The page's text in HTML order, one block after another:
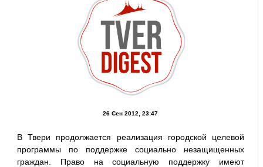
26 Сен 2012, 23:47
В Твери продолжается реализация городской целевой
программы по поддержке социально незащищенных
граждан. Право на социальную поддержку имеют